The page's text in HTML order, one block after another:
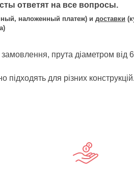
ответят на все вопросы.
наложенный платеж) и доставки
прута діаметром
для різних